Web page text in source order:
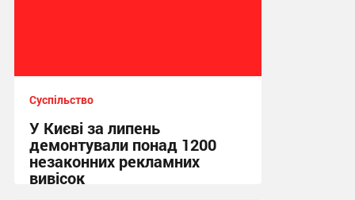
Суспільство
У Києві за липень
демонтували понад 1200
незаконних рекламних
вивісок